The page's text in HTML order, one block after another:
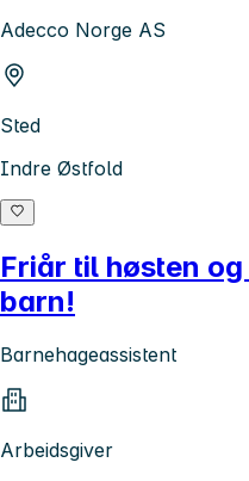
Adecco Norge AS
Sted
Indre Østfold
Friår til høsten
barn!
Barnehageassistent
Arbeidsgiver